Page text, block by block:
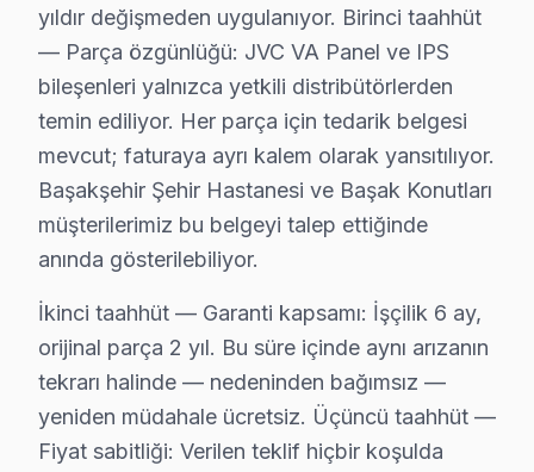
JVC televizyonlarınızın onarım işlemi ve
Neden Başakşehir'de JVC teknik desteği
Başakşehir JVC TV Ekran Anakart Profesyonel Servis ve
Başakşehir'da JVC TV'niz bozulduğunda aklınıza
• Başakşehir'de 25+ sertifikalı teknisyen JVC TV
• Başakşehir'de sadece orijinal parça kullanıyoruz.
• Chip-level tamir için osiloskop, ESR ve termal
Şunu da belirtelim:, Başakşehir Şehir Hastanesi,
Başakşehir JVC TV Kurulum ve Duvar Montaj
JVC televizyonunuz için Başakşehir'da profesyonel
Kurulum hizmetlerimiz kapsamında:
yıldır değişmeden uygulanıyor. Birinci taahhüt
— Parça özgünlüğü: JVC VA Panel ve IPS
bileşenleri yalnızca yetkili distribütörlerden
temin ediliyor. Her parça için tedarik belgesi
mevcut; faturaya ayrı kalem olarak yansıtılıyor.
Başakşehir Şehir Hastanesi ve Başak Konutları
müşterilerimiz bu belgeyi talep ettiğinde
anında gösterilebiliyor.
İkinci taahhüt — Garanti kapsamı: İşçilik 6 ay,
orijinal parça 2 yıl. Bu süre içinde aynı arızanın
tekrarı halinde — nedeninden bağımsız —
yeniden müdahale ücretsiz. Üçüncü taahhüt —
Fiyat sabitliği: Verilen teklif hiçbir koşulda